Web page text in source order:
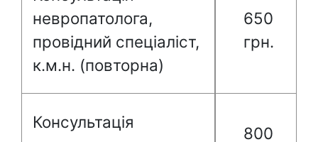
невропатолога,
провідний спеціаліст,
к.м.н. (повторна)
650
грн.
Консультація
800